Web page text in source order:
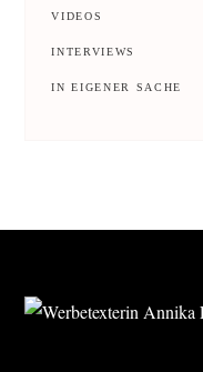
VIDEOS
INTERVIEWS
IN EIGENER SACHE
FOOTER